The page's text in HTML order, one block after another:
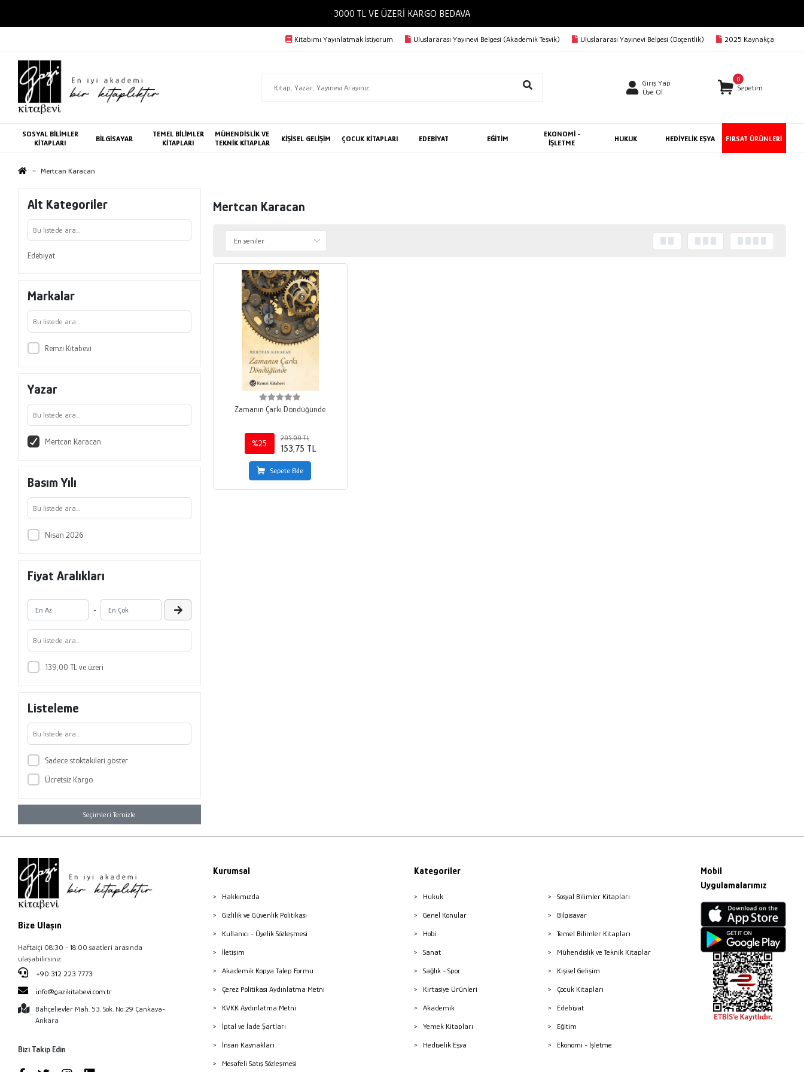
3000 TL VE ÜZERİ KARGO BEDAVA
Kitabımı Yayınlatmak İstiyorum Uluslararası Yayınevi Belgesi (Akademik Teşvik) Uluslararası Yayınevi Belgesi (Doçentlik) 2025 Kaynakça
Giriş Yap
Üye Ol
0
Sepetim
SOSYAL BİLİMLER
KİTAPLARI
BİLGİSAYAR
TEMEL BİLİMLER
KİTAPLARI
MÜHENDİSLİK VE
TEKNİK KİTAPLAR
KİŞİSEL GELİŞİM ÇOCUK KİTAPLARI EDEBİYAT EĞİTİM
EKONOMİ -
İŞLETME
HUKUK HEDİYELİK EŞYA FIRSAT ÜRÜNLERİ
Mertcan Karacan
Alt Kategoriler
Edebiyat
Markalar
Remzi Kitabevi
Yazar
Mertcan Karacan
Basım Yılı
Nisan 2026
Fiyat Aralıkları
-
139,00 TL ve üzeri
Listeleme
Sadece stoktakileri göster
Ücretsiz Kargo
Seçimleri Temizle
Mertcan Karacan
Zamanın Çarkı Döndüğünde
%25
205,00 TL
153,75 TL
Sepete Ekle
Bize Ulaşın
Haftaiçi 08:30 - 18:00 saatleri arasında
ulaşabilirsiniz.
+90 312 223 7773
info@gazikitabevi.com.tr
Bahçelievler Mah. 53. Sok. No:29 Çankaya-
Ankara
Bizi Takip Edin
Kurumsal
Hakkımızda
Gizlilik ve Güvenlik Politikası
Kullanıcı - Üyelik Sözleşmesi
İletişim
Akademik Kopya Talep Formu
Çerez Politikası Aydınlatma Metni
KVKK Aydınlatma Metni
İptal ve İade Şartları
İnsan Kaynakları
Mesafeli Satış Sözleşmesi
Kategoriler
Hukuk
Genel Konular
Hobi
Sanat
Sağlık - Spor
Kırtasiye Ürünleri
Akademik
Yemek Kitapları
Hediyelik Eşya
Sosyal Bilimler Kitapları
Bilgisayar
Temel Bilimler Kitapları
Mühendislik ve Teknik Kitaplar
Kişisel Gelişim
Çocuk Kitapları
Edebiyat
Eğitim
Ekonomi - İşletme
Mobil
Uygulamalarımız